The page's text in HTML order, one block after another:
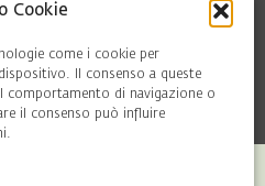
Cookie
come i cookie per
Il consenso a queste
comportamento di navigazione o
il consenso può influire